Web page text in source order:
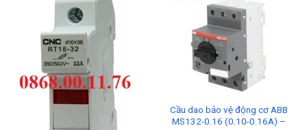
Cầu dao bảo vệ động cơ ABB
MS132-0.16 (0.10-0.16A) –